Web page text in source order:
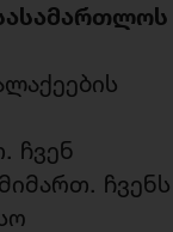
ჩვენ
ჩვენს